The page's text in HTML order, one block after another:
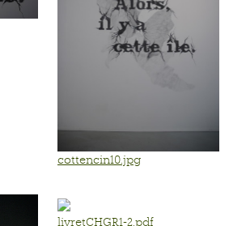
cottencin10.jpg
livretCHGR1-2.pdf